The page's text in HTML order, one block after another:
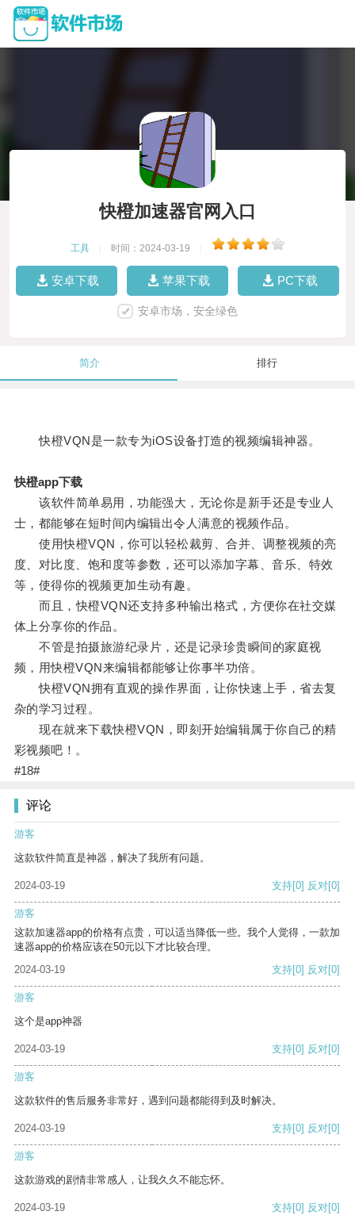
快橙加速器官网入口
工具 时间：2024-03-19
安卓下载 苹果下载 PC下载
安卓市场，安全绿色
简介 排行
快橙VQN是一款专为iOS设备打造的视频编辑神器。
快橙app下载
该软件简单易用，功能强大，无论你是新手还是专业人
士，都能够在短时间内编辑出令人满意的视频作品。
使用快橙VQN，你可以轻松裁剪、合并、调整视频的亮
度、对比度、饱和度等参数，还可以添加字幕、音乐、特效
等，使得你的视频更加生动有趣。
而且，快橙VQN还支持多种输出格式，方便你在社交媒
体上分享你的作品。
不管是拍摄旅游纪录片，还是记录珍贵瞬间的家庭视
频，用快橙VQN来编辑都能够让你事半功倍。
快橙VQN拥有直观的操作界面，让你快速上手，省去复
杂的学习过程。
现在就来下载快橙VQN，即刻开始编辑属于你自己的精
彩视频吧！。
#18#
评论
游客
这款软件简直是神器，解决了我所有问题。
2024-03-19 支持[0] 反对[0]
游客
这款加速器app的价格有点贵，可以适当降低一些。我个人觉得，一款加
速器app的价格应该在50元以下才比较合理。
2024-03-19
支持[0] 反对[0]
游客
这个是app神器
2024-03-19 支持[0] 反对[0]
游客
这款软件的售后服务非常好，遇到问题都能得到及时解决。
2024-03-19 支持[0] 反对[0]
游客
这款游戏的剧情非常感人，让我久久不能忘怀。
2024-03-19 支持[0] 反对[0]